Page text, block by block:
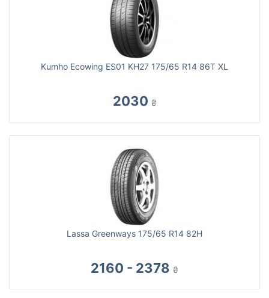
Kumho Ecowing ES01 KH27 175/65 R14 86T XL
2030 ₴
Lassa Greenways 175/65 R14 82H
2160 - 2378 ₴